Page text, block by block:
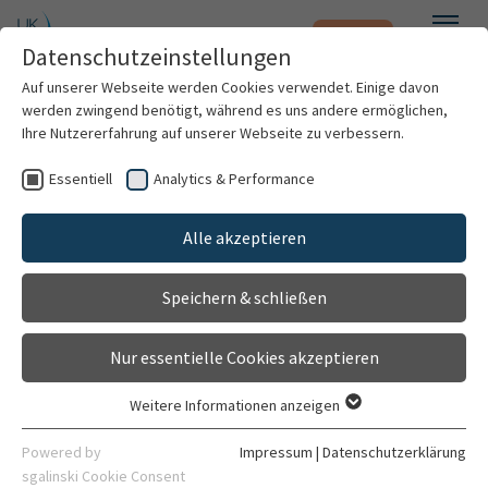
Zum Hauptinhalt springen Notfall
Patienten & Besucher
Kliniken & Institute
Forschung
Karriere
Alina Scholz
Datenschutzeinstellungen
Auf unserer Webseite werden Cookies verwendet. Einige davon
werden zwingend benötigt, während es uns andere ermöglichen,
Ihre Nutzererfahrung auf unserer Webseite zu verbessern.
Essentiell Analytics & Performance
Alle akzeptieren
Speichern & schließen
Nur essentielle Cookies akzeptieren
Essentielle Cookies werden für grundlegende Funktionen der
Webseite benötigt. Dadurch ist gewährleistet, dass die
Weitere Informationen anzeigen
Powered by
sgalinski Cookie Consent
Impressum | Datenschutzerklärung